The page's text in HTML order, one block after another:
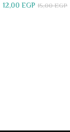
15,00EGP
12,00 EGP